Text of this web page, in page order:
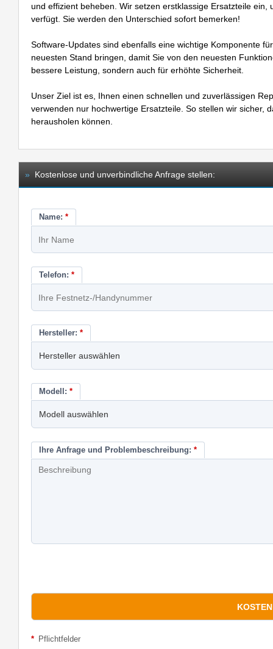
und effizient beheben. Wir setzen erstklassige Ersatzteile
verfügt. Sie werden den Unterschied sofort bemerken!
Software-Updates sind ebenfalls eine wichtige Komponente
neuesten Stand bringen, damit Sie von den neuesten
bessere Leistung, sondern auch für erhöhte Sicherheit.
Unser Ziel ist es, Ihnen einen schnellen und zuverlässigen
verwenden nur hochwertige Ersatzteile. So stellen wir sicher,
herausholen können.
» Kostenlose und unverbindliche Anfrage stellen:
Name: *
Telefon: *
Hersteller: *
Modell: *
Ihre Anfrage und Problembeschreibung: *
* Pflichtfelder